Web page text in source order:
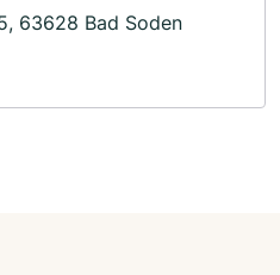
63628 Bad Soden